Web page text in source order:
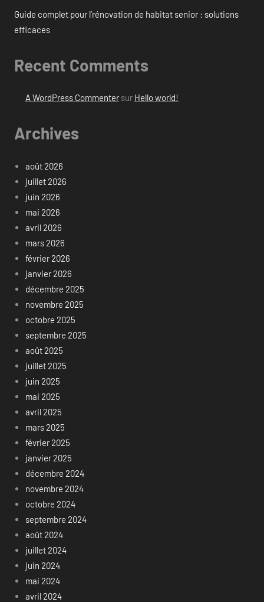
Guide complet pour l’rénovation de habitat senior : solutions
efficaces
Recent Comments
A WordPress Commentersur Hello world!
Archives
août 2026
juillet 2026
juin 2026
mai 2026
avril 2026
mars 2026
février 2026
janvier 2026
décembre 2025
novembre 2025
octobre 2025
septembre 2025
août 2025
juillet 2025
juin 2025
mai 2025
avril 2025
mars 2025
février 2025
janvier 2025
décembre 2024
novembre 2024
octobre 2024
septembre 2024
août 2024
juillet 2024
juin 2024
mai 2024
avril 2024